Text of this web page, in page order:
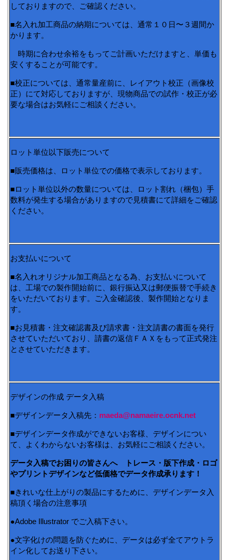
しておりますので、ご確認ください。
■名入れ加工商品の納期については、通常１０日〜３週間か
かります。
時期に合わせ余裕をもってご計画いただけますと、単価も
安くすることが可能です。
■校正については、通常量産前に、レイアウト校正（画像校
正）にて対応しておりますが、現物商品での試作・校正が必
要な場合はお気軽にご相談ください。
ロット単位以下販売について
■販売価格は、ロット単位での価格で表示しております。
■ロット単位以外の数量については、ロット割れ（梱包）手
数料が発生する場合がありますので見積書にて詳細をご確認
ください。
お支払いについて
■名入れオリジナル加工商品となる為、お支払いについて
は、工場での製作開始前に、銀行振込又は郵便振替で手続き
をいただいております。ご入金確認後、製作開始となりま
す。
■お見積書・注文確認書及び請求書・注文請書の書面を発行
させていただいており、請書の返信ＦＡＸをもって正式発注
とさせていただきます。
デザインの作成 データ入稿
■デザインデータ入稿先： maeda@namaeire.ocnk.net
■デザインデータ作成ができないお客様、デザインについ
て、よくわからないお客様は、お気軽にご相談ください。
データ入稿でお困りの皆さんへ トレース・版下作成・ロゴ
やプリントデザインなど低価格でデータ作成承ります！
■きれいな仕上がりの製品にするために、デザインデータ入
稿頂く場合の注意事項
●Adobe Illustrator でご入稿下さい。
●文字化けの問題を防ぐために、データは必ず全てアウトラ
イン化してお送り下さい。